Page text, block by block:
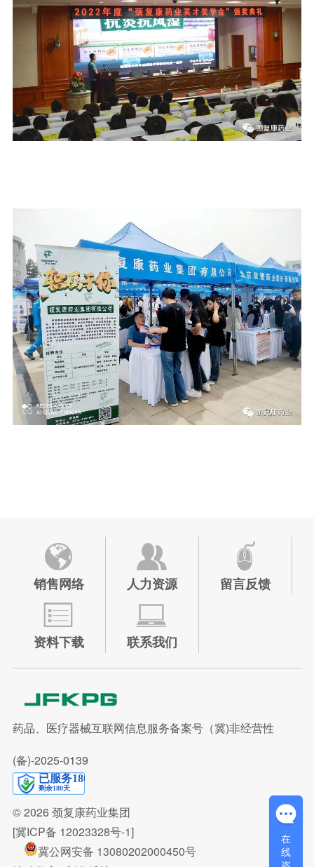
销售网络 人力资源 留言反馈
资料下载 联系我们
药品、医疗器械互联网信息服务备案号（冀)非经营性
(备)-2025-0139
© 2026颈复康药业集团
[冀ICP备 12023328号-1]
冀公网安备 13080202000450号
在
线